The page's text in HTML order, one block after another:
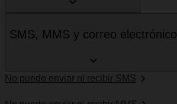
SMS, MMS y correo electrónico
No puedo enviar ni recibir SMS